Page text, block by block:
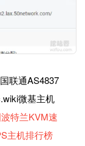
联通AS4837
微基主机
特兰KVM速
主机排行榜